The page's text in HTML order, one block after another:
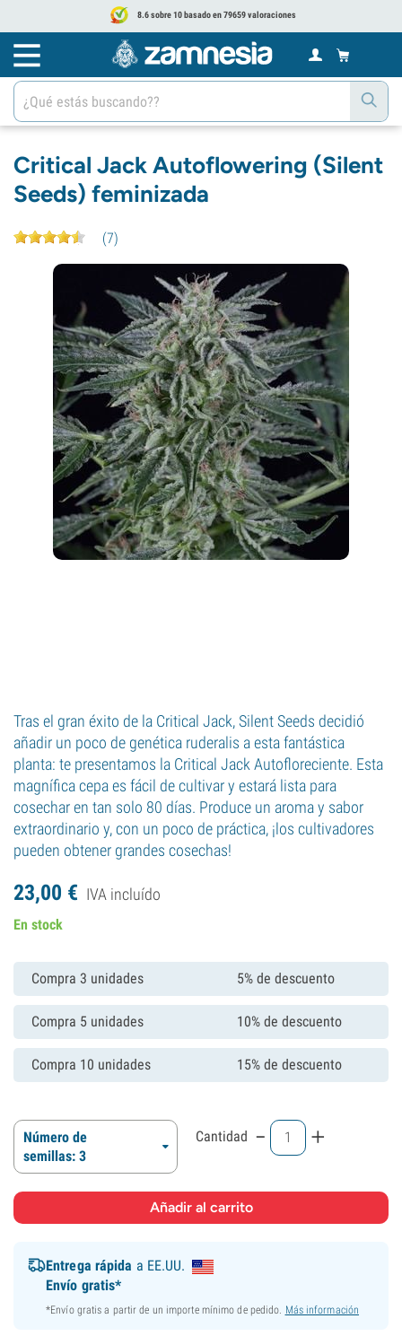
8.6 sobre 10 basado en 79659 valoraciones
Critical Jack Autoflowering (Silent
Seeds) feminizada
(7)
Tras el gran éxito de la Critical Jack, Silent Seeds decidió
añadir un poco de genética ruderalis a esta fantástica
planta: te presentamos la Critical Jack Autofloreciente. Esta
magnífica cepa es fácil de cultivar y estará lista para
cosechar en tan solo 80 días. Produce un aroma y sabor
extraordinario y, con un poco de práctica, ¡los cultivadores
pueden obtener grandes cosechas!
23,00 € IVA incluído
En stock
Compra 3 unidades 5% de descuento
Compra 5 unidades 10% de descuento
Compra 10 unidades 15% de descuento
Número de
semillas: 3
Cantidad - +
Entrega rápida a EE.UU.
Envío gratis*
*Envío gratis a partir de un importe mínimo de pedido. Más información